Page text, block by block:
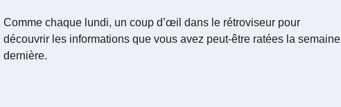
Comme chaque lundi, un coup d’œil dans le rétroviseur pour
découvrir les informations que vous avez peut-être ratées la semaine
dernière.